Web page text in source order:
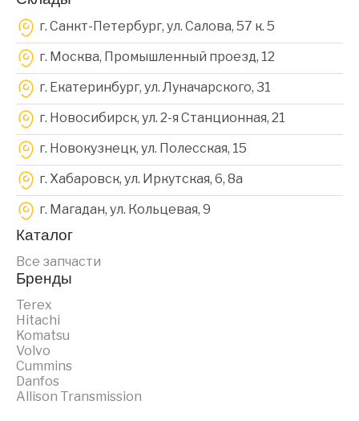
г. Санкт-Петербург, ул. Салова, 57 к. 5
г. Москва, Промышленный проезд, 12
г. Екатеринбург, ул. Луначарского, 31
г. Новосибирск, ул. 2-я Станционная, 21
г. Новокузнецк, ул. Полесская, 15
г. Хабаровск, ул. Иркутская, 6, 8a
г. Магадан, ул. Кольцевая, 9
Каталог
Все запчасти
Бренды
Terex
Hitachi
Komatsu
Volvo
Cummins
Danfos
Allison Transmission